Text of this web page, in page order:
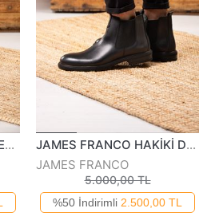
FREEFOOT HAKİKİ DERİ ERKEK GÜNLÜK BOT 2321123K
JAMES FRANCO HAKİKİ DERİ ERKEK GÜNLÜK BOT 16971-123K
JAMES FRANCO
5.000,00 TL
%50 İndirimli 2.500,00 TL